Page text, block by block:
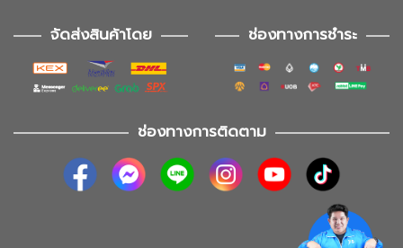
จัดส่งสินค้าโดย ช่องทางการชำระ
ช่องทางการติดตาม